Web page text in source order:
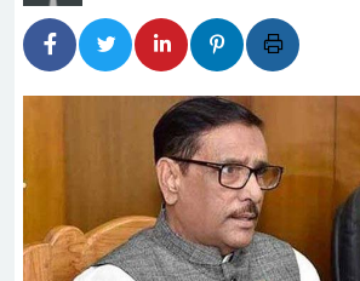
নিয়েছে
নদী
নেই :